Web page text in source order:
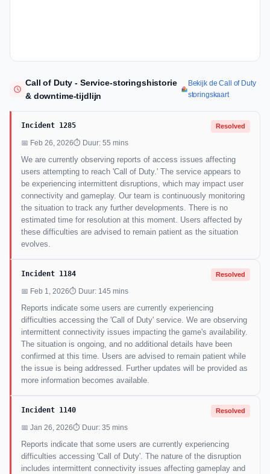
Call of Duty - Service-storingshistorie
& downtime-tijdlijn
Bekijk de Call of Duty
storingskaart
Incident 1285 Resolved
📅 Feb 26, 2026⏱ Duur: 55 mins
We are currently observing reports of access issues affecting
users attempting to reach 'Call of Duty.' The service appears to
be experiencing intermittent disruptions, which may impact user
connectivity and gameplay. Our team is continuously monitoring
the situation to track any further developments. There is no
estimated time for resolution at this moment. Users affected by
these difficulties are advised to remain patient as the situation
evolves.
Incident 1184 Resolved
📅 Feb 1, 2026⏱ Duur: 145 mins
Reports indicate some users are currently experiencing
difficulties accessing the 'Call of Duty' service. We are observing
intermittent connectivity issues impacting the game's availability.
The situation is ongoing, and no additional details have been
confirmed at this time. Users are advised to remain patient while
the issue is being addressed. Further updates will be provided as
more information becomes available.
Incident 1140 Resolved
📅 Jan 26, 2026⏱ Duur: 35 mins
Reports indicate that some users are currently experiencing
difficulties accessing 'Call of Duty'. The nature of the disruption
includes intermittent connectivity issues affecting gameplay and